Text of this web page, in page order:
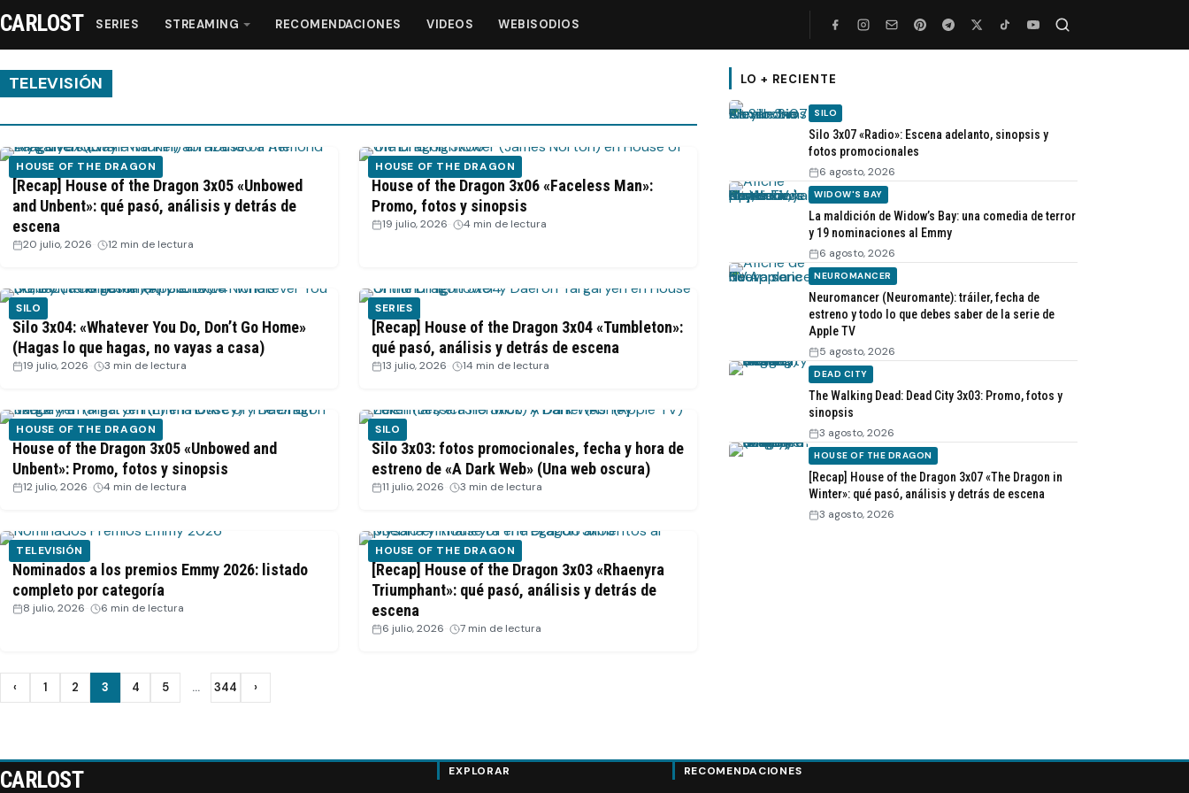
Streaming
Recomendaciones
Webisodios
CARLOST SERIES STREAMING RECOMENDACIONES VIDEOS WEBISODIOS
TELEVISIÓN
HOUSE OF THE DRAGON
[Recap] House of the Dragon 3x05 «Unbowed
and Unbent»: qué pasó, análisis y detrás de
escena
20 julio, 2026 12 min de lectura
HOUSE OF THE DRAGON
House of the Dragon 3x06 «Faceless Man»:
Promo, fotos y sinopsis
19 julio, 2026 4 min de lectura
SILO
Silo 3x04: «Whatever You Do, Don’t Go Home»
(Hagas lo que hagas, no vayas a casa)
19 julio, 2026 3 min de lectura
SERIES
[Recap] House of the Dragon 3x04 «Tumbleton»:
qué pasó, análisis y detrás de escena
13 julio, 2026 14 min de lectura
HOUSE OF THE DRAGON
House of the Dragon 3x05 «Unbowed and
Unbent»: Promo, fotos y sinopsis
12 julio, 2026 4 min de lectura
SILO
Silo 3x03: fotos promocionales, fecha y hora de
estreno de «A Dark Web» (Una web oscura)
11 julio, 2026 3 min de lectura
TELEVISIÓN
Nominados a los premios Emmy 2026: listado
completo por categoría
8 julio, 2026 6 min de lectura
HOUSE OF THE DRAGON
[Recap] House of the Dragon 3x03 «Rhaenyra
Triumphant»: qué pasó, análisis y detrás de
escena
6 julio, 2026 7 min de lectura
Paginación
entradas
‹ Anterior
1 2 3 4 5 … 344 ›
LO + RECIENTE
SILO
Silo 3x07 «Radio»: Escena adelanto, sinopsis y
fotos promocionales
6 agosto, 2026
WIDOW'S BAY
La maldición de Widow’s Bay: una comedia de terror
y 19 nominaciones al Emmy
6 agosto, 2026
NEUROMANCER
Neuromancer (Neuromante): tráiler, fecha de
estreno y todo lo que debes saber de la serie de
Apple TV
5 agosto, 2026
DEAD CITY
The Walking Dead: Dead City 3x03: Promo, fotos y
sinopsis
3 agosto, 2026
HOUSE OF THE DRAGON
[Recap] House of the Dragon 3x07 «The Dragon in
Winter»: qué pasó, análisis y detrás de escena
3 agosto, 2026
CARLOST EXPLORAR RECOMENDACIONES